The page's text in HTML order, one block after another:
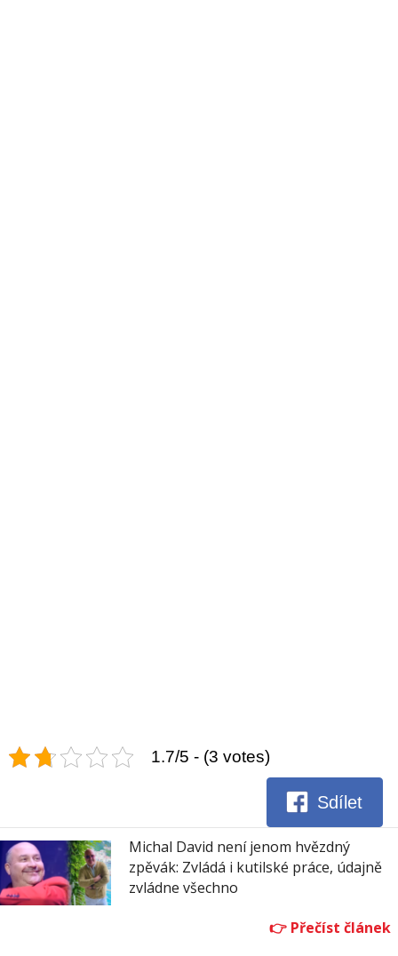
1.7/5 - (3 votes)
Sdílet
Michal David není jenom hvězdný
zpěvák: Zvládá i kutilské práce, údajně
zvládne všechno